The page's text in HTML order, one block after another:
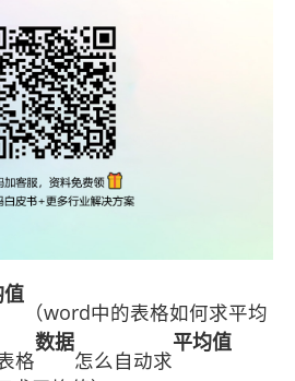
值
（word中的表格如何求平均
格
数据
怎么自动求
平均值